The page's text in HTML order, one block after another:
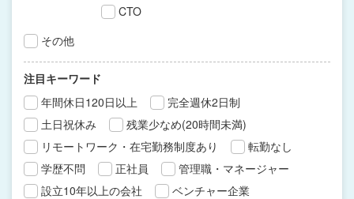
CTO
その他
注目キーワード
年間休日120日以上
完全週休2日制
土日祝休み
残業少なめ(20時間未満)
リモートワーク・在宅勤務制度あり
転勤なし
学歴不問
正社員
管理職・マネージャー
設立10年以上の会社
ベンチャー企業